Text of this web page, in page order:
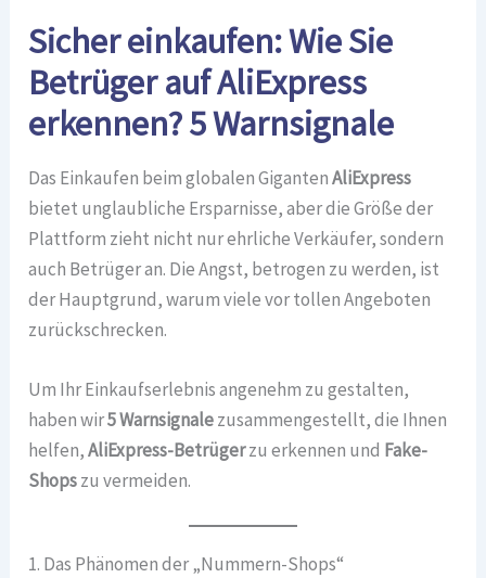
Sicher einkaufen: Wie Sie
Betrüger auf AliExpress
erkennen? 5 Warnsignale
Das Einkaufen beim globalen GigantenAliExpress
bietet unglaubliche Ersparnisse, aber die Größe der
Plattform zieht nicht nur ehrliche Verkäufer, sondern
auch Betrüger an. Die Angst, betrogen zu werden, ist
der Hauptgrund, warum viele vor tollen Angeboten
zurückschrecken.
Um Ihr Einkaufserlebnis angenehm zu gestalten,
haben wir5 Warnsignalezusammengestellt, die Ihnen
helfen,AliExpress-Betrügerzu erkennen und Fake-
Shopszu vermeiden.
1. Das Phänomen der „Nummern-Shops“